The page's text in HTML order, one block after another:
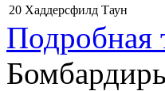
20 Хаддерсфилд Таун
Подробная